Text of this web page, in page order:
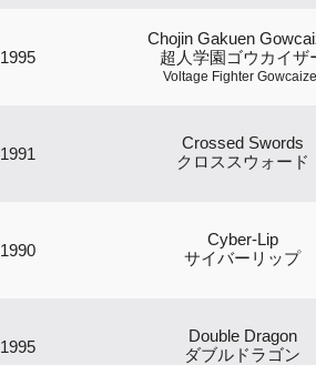
1995
Chojin Gakuen
超人学園ゴウカイザ
Voltage Fighter
1991
Crossed Swords
クロススウォード
1990
Cyber-Lip
サイバーリップ
1995
Double Dragon
ダブルドラゴン